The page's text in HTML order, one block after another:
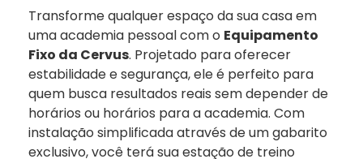
Transforme qualquer espaço da sua casa em
uma academia pessoal com o Equipamento
Fixo da Cervus. Projetado para oferecer
estabilidade e segurança, ele é perfeito para
quem busca resultados reais sem depender de
horários ou horários para a academia. Com
instalação simplificada através de um gabarito
exclusivo, você terá sua estação de treino